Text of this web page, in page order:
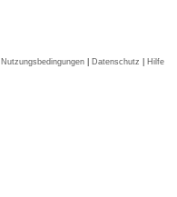
Nutzungsbedingungen | Datenschutz | Hilfe